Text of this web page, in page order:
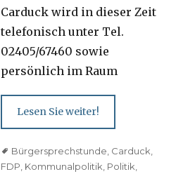
Carduck wird in dieser Zeit
telefonisch unter Tel.
02405/67460 sowie
persönlich im Raum
Lesen Sie weiter!
TagsBürgersprechstunde Carduck
FDP Kommunalpolitik Politik